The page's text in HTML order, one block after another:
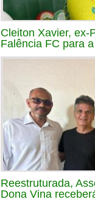
Cleiton Xavier, ex-
Falência FC para
Reestruturada,
Dona Vina